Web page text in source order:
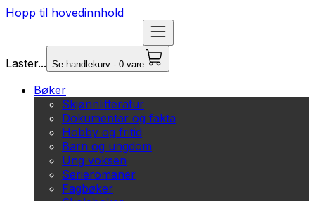
Hopp til hovedinnhold
Laster... Se handlekurv - 0 vare
Bøker
Skjønnlitteratur
Dokumentar og fakta
Hobby og fritid
Barn og ungdom
Ung voksen
Serieromaner
Fagbøker